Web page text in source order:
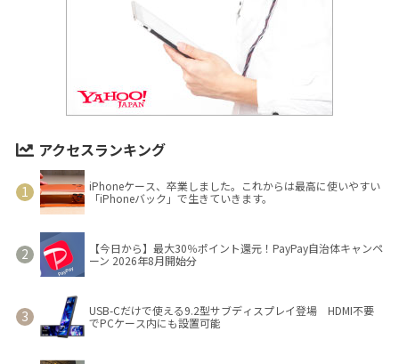
アクセスランキング
iPhoneケース、卒業しました。これからは最高に使いやすい
「iPhoneバック」で生きていきます。
【今日から】最大30％ポイント還元！PayPay自治体キャンペ
ーン 2026年8月開始分
USB-Cだけで使える9.2型サブディスプレイ登場 HDMI不要
でPCケース内にも設置可能